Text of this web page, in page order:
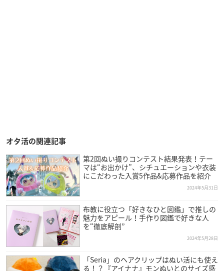
オタ活の関連記事
第2回ぬい撮りコンテスト結果発表！テー
マは“お出かけ”、シチュエーションや衣装
にこだわった入賞5作品&応募作品を紹介
2024年5月31日
布教に役立つ「好きなひと図鑑」で推しの
魅力をアピール！手作り図鑑で好きな人
を“徹底解剖”
2024年5月28日
「Seria」のヘアクリップはぬい活にも使え
る！？『アイナナ』モンぬいとのサイズ感